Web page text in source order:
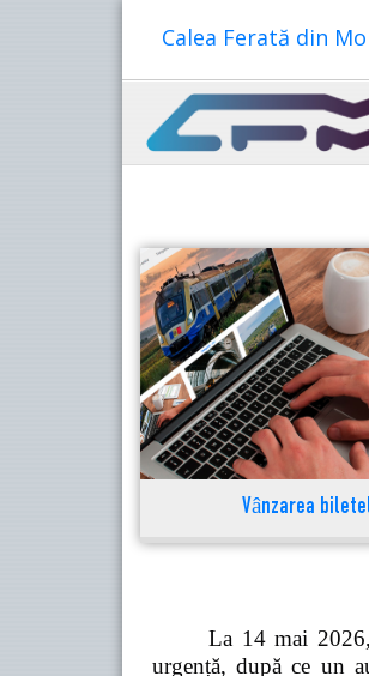
Calea Ferată din
Vânzarea
La 14 mai
urgență, după ce un